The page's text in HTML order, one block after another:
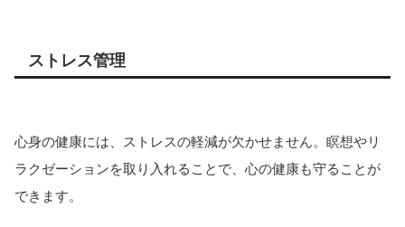
ストレス管理
心身の健康には、ストレスの軽減が欠かせません。瞑想やリ
ラクゼーションを取り入れることで、心の健康も守ることが
できます。